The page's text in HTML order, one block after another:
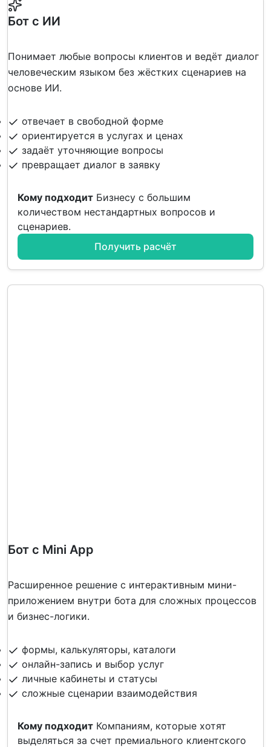
Бот с ИИ
Понимает любые вопросы клиентов и ведёт диалог
человеческим языком без жёстких сценариев на
основе ИИ.
отвечает в свободной форме
ориентируется в услугах и ценах
задаёт уточняющие вопросы
превращает диалог в заявку
Кому подходит Бизнесу с большим
количеством нестандартных вопросов и
сценариев.
Получить расчёт
Бот с Mini App
Расширенное решение с интерактивным мини-
приложением внутри бота для сложных процессов
и бизнес-логики.
формы, калькуляторы, каталоги
онлайн-запись и выбор услуг
личные кабинеты и статусы
сложные сценарии взаимодействия
Кому подходит Компаниям, которые хотят
выделяться за счет премиального клиентского